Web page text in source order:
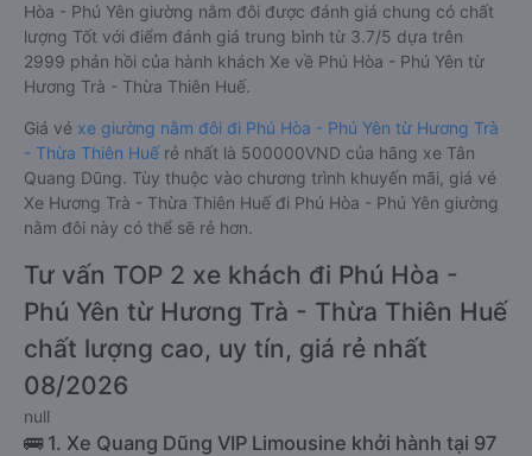
Hòa - Phú Yên giường nằm đôi được đánh giá chung có chất
lượng Tốt với điểm đánh giá trung bình từ 3.7/5 dựa trên
2999 phản hồi của hành khách Xe về Phú Hòa - Phú Yên từ
Hương Trà - Thừa Thiên Huế.
Giá vé xe giường nằm đôi đi Phú Hòa - Phú Yên từ Hương Trà
- Thừa Thiên Huế rẻ nhất là 500000VND của hãng xe Tân
Quang Dũng. Tùy thuộc vào chương trình khuyến mãi, giá vé
Xe Hương Trà - Thừa Thiên Huế đi Phú Hòa - Phú Yên giường
nằm đôi này có thể sẽ rẻ hơn.
Tư vấn TOP 2 xe khách đi Phú Hòa -
Phú Yên từ Hương Trà - Thừa Thiên Huế
chất lượng cao, uy tín, giá rẻ nhất
08/2026
null
🚌 1. Xe Quang Dũng VIP Limousine khởi hành tại 97